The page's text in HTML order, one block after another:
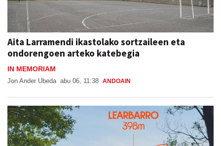
Aita Larramendi ikastolako sortzaileen eta
ondorengoen arteko katebegia
IN MEMORIAM
Jon Ander Ubeda abu 06, 11:38 ANDOAIN